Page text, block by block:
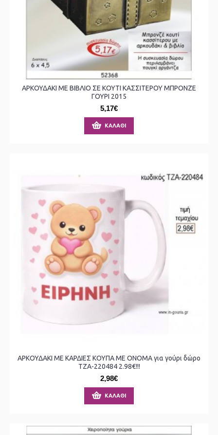
ΑΡΚΟΥΔΑΚΙ ΜΕ ΒΙΒΛΙΟ ΣΕ ΚΟΥΤΙ ΚΑΣΣΙΤΕΡΟΥ ΜΠΡΟΝΖΕ
ΓΟΥΡΙ 2015
5,17€
ΚΑΛΆΘΙ
ΑΡΚΟΥΔΑΚΙ ΜΕ ΚΑΡΔΙΕΣ ΚΟΥΠΑ ΜΕ ΟΝΟΜΑ για γούρι δώρο
ΤΖΑ-220484 2.98€!!!
2,98€
ΚΑΛΆΘΙ